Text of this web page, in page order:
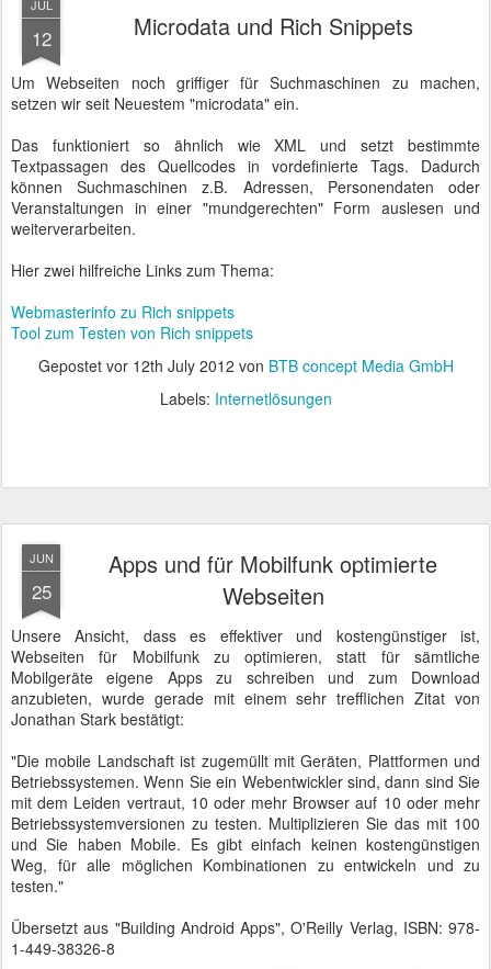
JUL
12 Microdata und Rich Snippets
Um Webseiten noch griffiger für Suchmaschinen zu machen,
setzen wir seit Neuestem "microdata" ein.
Das funktioniert so ähnlich wie XML und setzt bestimmte
Textpassagen des Quellcodes in vordefinierte Tags. Dadurch
können Suchmaschinen z.B. Adressen, Personendaten oder
Veranstaltungen in einer "mundgerechten" Form auslesen und
weiterverarbeiten.
Hier zwei hilfreiche Links zum Thema:
Webmasterinfo zu Rich snippets
Tool zum Testen von Rich snippets
Gepostet vor 12th July 2012 von BTB concept Media GmbH
Labels: Internetlösungen
JUN
25
Apps und für Mobilfunk optimierte
Webseiten
Unsere Ansicht, dass es effektiver und kostengünstiger ist,
Webseiten für Mobilfunk zu optimieren, statt für sämtliche
Mobilgeräte eigene Apps zu schreiben und zum Download
anzubieten, wurde gerade mit einem sehr trefflichen Zitat von
Jonathan Stark bestätigt:
"Die mobile Landschaft ist zugemüllt mit Geräten, Plattformen und
Betriebssystemen. Wenn Sie ein Webentwickler sind, dann sind Sie
mit dem Leiden vertraut, 10 oder mehr Browser auf 10 oder mehr
Betriebssystemversionen zu testen. Multiplizieren Sie das mit 100
und Sie haben Mobile. Es gibt einfach keinen kostengünstigen
Weg, für alle möglichen Kombinationen zu entwickeln und zu
testen."
Übersetzt aus "Building Android Apps", O'Reilly Verlag, ISBN: 978-
1-449-38326-8